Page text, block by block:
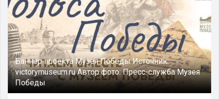
Баннер проекта Музея ПобедыИсточник:
victorymuseum.ruАвтор фото:Пресс-служба Музея
Победы